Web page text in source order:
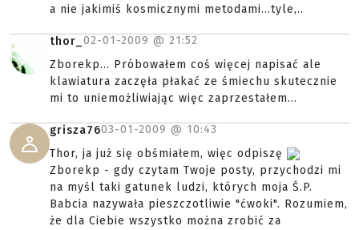
a nie jakimiś kosmicznymi metodami...tyle,..
thor_ 02-01-2009 @ 21:52
Zborekp... Próbowałem coś więcej napisać ale
klawiatura zaczęła płakać ze śmiechu skutecznie
mi to uniemożliwiając więc zaprzestałem...
grisza7603-01-2009 @ 10:43
Thor, ja już się obśmiałem, więc odpiszę
Zborekp - gdy czytam Twoje posty, przychodzi mi
na myśl taki gatunek ludzi, których moja Ś.P.
Babcia nazywała pieszczotliwie "ćwoki". Rozumiem,
że dla Ciebie wszystko można zrobić za